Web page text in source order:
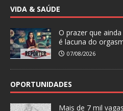
VIDA & SAÚDE
O prazer que
é lacuna do
07/08/2026
OPORTUNIDADES
Mais de 7 mil